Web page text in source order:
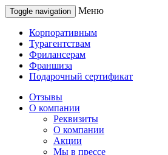
Toggle navigation Меню
Корпоративным
Турагентствам
Фрилансерам
Франшиза
Подарочный сертификат
Отзывы
О компании
Реквизиты
О компании
Акции
Мы в прессе